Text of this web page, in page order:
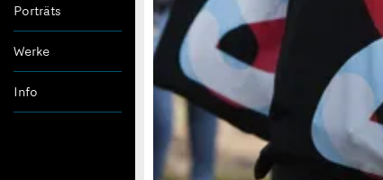
Porträts
Werke
Info